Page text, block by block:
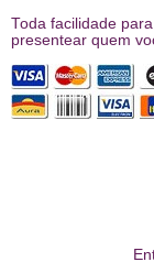
Toda facilidade
presentear quem